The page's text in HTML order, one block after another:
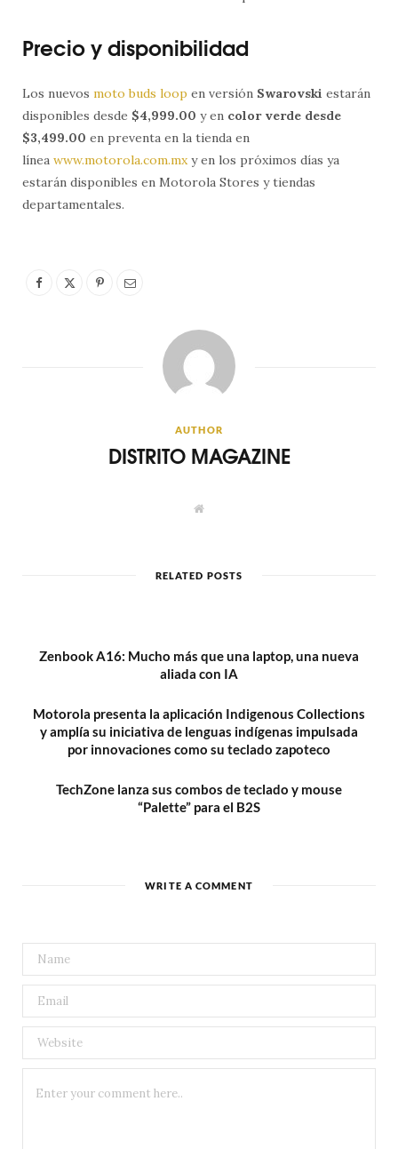
Precio y disponibilidad
Los nuevos moto buds loop en versión Swarovski estarán
disponibles desde $4,999.00 y en color verde desde
$3,499.00 en preventa en la tienda en
línea www.motorola.com.mxy en los próximos días ya
estarán disponibles en Motorola Stores y tiendas
departamentales.
AUTHOR
DISTRITO MAGAZINE
W
e
RELATED POSTS
Zenbook A16: Mucho más que una laptop, una nueva
aliada con IA
Motorola presenta la aplicación Indigenous Collections
y amplía su iniciativa de lenguas indígenas impulsada
por innovaciones como su teclado zapoteco
TechZone lanza sus combos de teclado y mouse
“Palette” para el B2S
WRITE A COMMENT